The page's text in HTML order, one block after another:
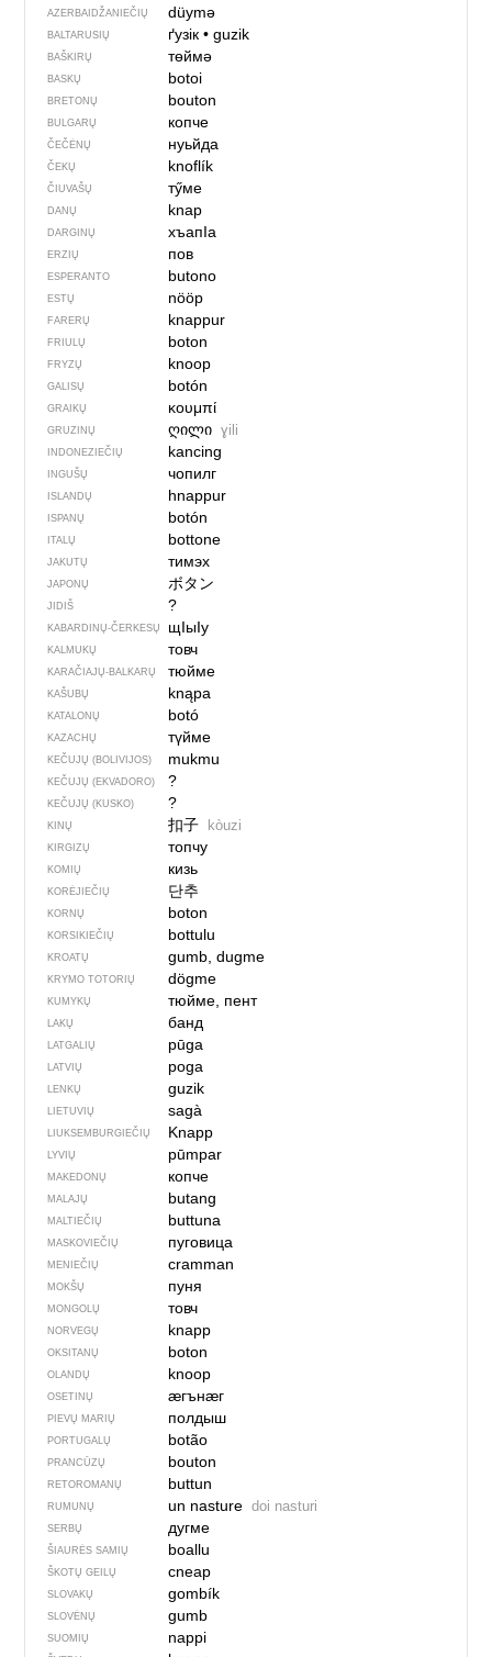
AZERBAIDŽANIEČIŲ düymə
BALTARUSIŲ ґузік• guzik
BAŠKIRŲ төймә
BASKŲ botoi
BRETONŲ bouton
BULGARŲ копче
ČEČĖNŲ нуьйда
ČEKŲ knoflík
ČIUVAŠŲ тӳме
DANŲ knap
DARGINŲ хъапIа
ERZIŲ пов
ESPERANTO butono
ESTŲ nööp
FARERŲ knappur
FRIULŲ boton
FRYZŲ knoop
GALISŲ botón
GRAIKŲ κουμπί
GRUZINŲ ღილი ɣili
INDONEZIEČIŲ kancing
INGUŠŲ чопилг
ISLANDŲ hnappur
ISPANŲ botón
ITALŲ bottone
JAKUTŲ тимэх
JAPONŲ ボタン
JIDIŠ ?
KABARDINŲ-ČERKESŲ щІыІу
KALMUKŲ товч
KARAČIAJŲ-BALKARŲ тюйме
KAŠUBŲ knąpa
KATALONŲ botó
KAZACHŲ түйме
KEČUJŲ (BOLIVIJOS) mukmu
KEČUJŲ (EKVADORO) ?
KEČUJŲ (KUSKO) ?
KINŲ 扣子 kòuzi
KIRGIZŲ топчу
KOMIŲ кизь
KORĖJIEČIŲ 단추
KORNŲ boton
KORSIKIEČIŲ bottulu
KROATŲ gumb, dugme
KRYMO TOTORIŲ dögme
KUMYKŲ тюйме, пент
LAKŲ банд
LATGALIŲ pūga
LATVIŲ poga
LENKŲ guzik
LIETUVIŲ sagà
LIUKSEMBURGIEČIŲ Knapp
LYVIŲ pūmpar
MAKEDONŲ копче
MALAJŲ butang
MALTIEČIŲ buttuna
MASKOVIEČIŲ пуговица
MENIEČIŲ cramman
MOKŠŲ пуня
MONGOLŲ товч
NORVEGŲ knapp
OKSITANŲ boton
OLANDŲ knoop
OSETINŲ ӕгънӕг
PIEVŲ MARIŲ полдыш
PORTUGALŲ botão
PRANCŪZŲ bouton
RETOROMANŲ buttun
RUMUNŲ un nasture doi nasturi
SERBŲ дугме
ŠIAURĖS SAMIŲ boallu
ŠKOTŲ GEILŲ cneap
SLOVAKŲ gombík
SLOVĖNŲ gumb
SUOMIŲ nappi